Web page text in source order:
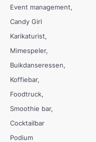
Event management
Candy Girl
Karikaturist
Mimespeler
Buikdanseressen
Koffiebar
Foodtruck
Smoothie bar
Cocktailbar
Podium